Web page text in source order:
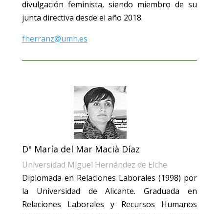
divulgación feminista, siendo miembro de su
junta directiva desde el año 2018.
fherranz@umh.es
Dª María del Mar Macià Díaz
Universidad Miguel Hernández de Elche
Diplomada en Relaciones Laborales (1998) por
la Universidad de Alicante. Graduada en
Relaciones Laborales y Recursos Humanos